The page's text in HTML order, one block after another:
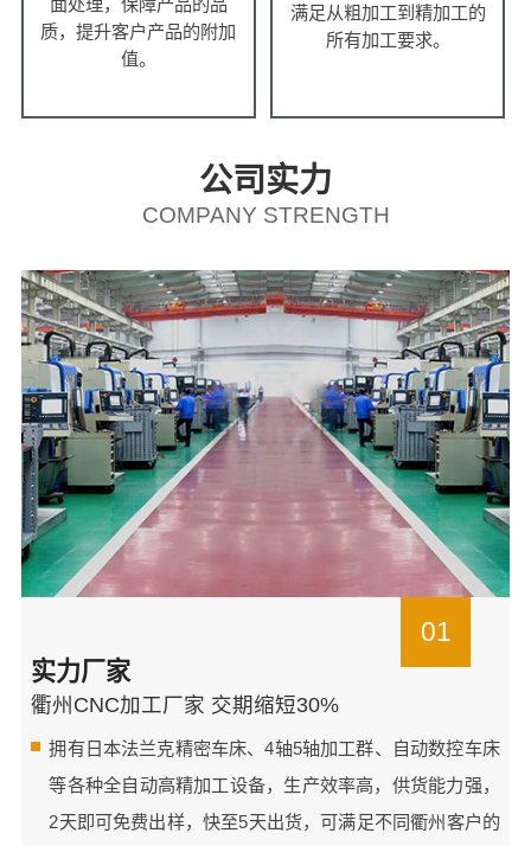
面处理，保障产品的品
质，提升客户产品的附加
值。
满足从粗加工到精加工的
所有加工要求。
公司实力
COMPANY STRENGTH
01
实力厂家
衢州CNC加工厂家 交期缩短30%
拥有日本法兰克精密车床、4轴5轴加工群、自动数控车床
等各种全自动高精加工设备，生产效率高，供货能力强，
2天即可免费出样，快至5天出货，可满足不同衢州客户的